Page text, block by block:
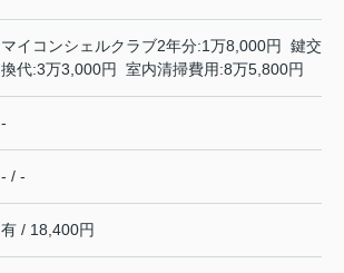
マイコンシェルクラブ2年分:1万8,000円 鍵交
換代:3万3,000円 室内清掃費用:8万5,800円
-
- / -
有 / 18,400円